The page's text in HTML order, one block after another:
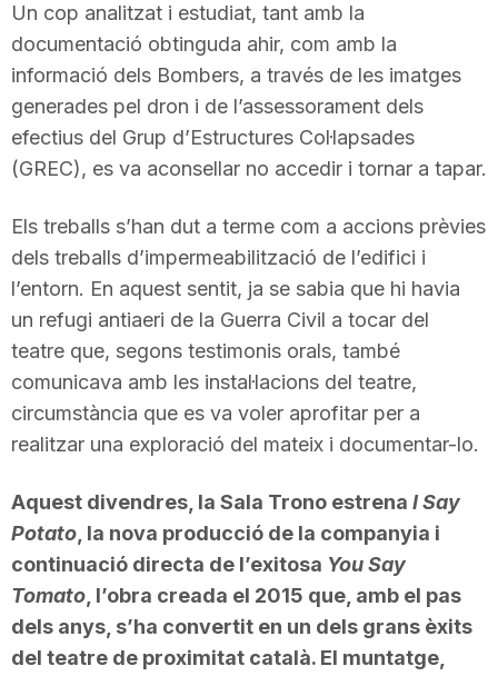
Un cop analitzat i estudiat, tant amb la
documentació obtinguda ahir, com amb la
informació dels Bombers, a través de les imatges
generades pel dron i de l’assessorament dels
efectius del Grup d’Estructures Col·lapsades
(GREC), es va aconsellar no accedir i tornar a tapar.
Els treballs s’han dut a terme com a accions prèvies
dels treballs d’impermeabilització de l’edifici i
l’entorn. En aquest sentit, ja se sabia que hi havia
un refugi antiaeri de la Guerra Civil a tocar del
teatre que, segons testimonis orals, també
comunicava amb les instal·lacions del teatre,
circumstància que es va voler aprofitar per a
realitzar una exploració del mateix i documentar-lo.
Aquest divendres, la Sala Trono estrena I Say
Potato, la nova producció de la companyia i
continuació directa de l’exitosa You Say
Tomato, l’obra creada el 2015 que, amb el pas
dels anys, s’ha convertit en un dels grans èxits
del teatre de proximitat català. El muntatge,